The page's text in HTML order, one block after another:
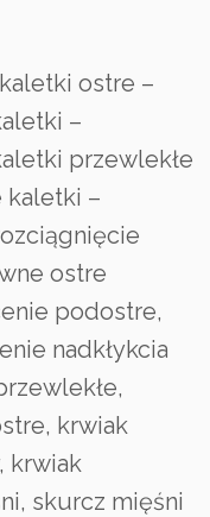
ostre –
–
przewlekłe
kaletki –
ostre
podostre,
nadkłykcia
krwiak
krwiak
skurcz mięśni